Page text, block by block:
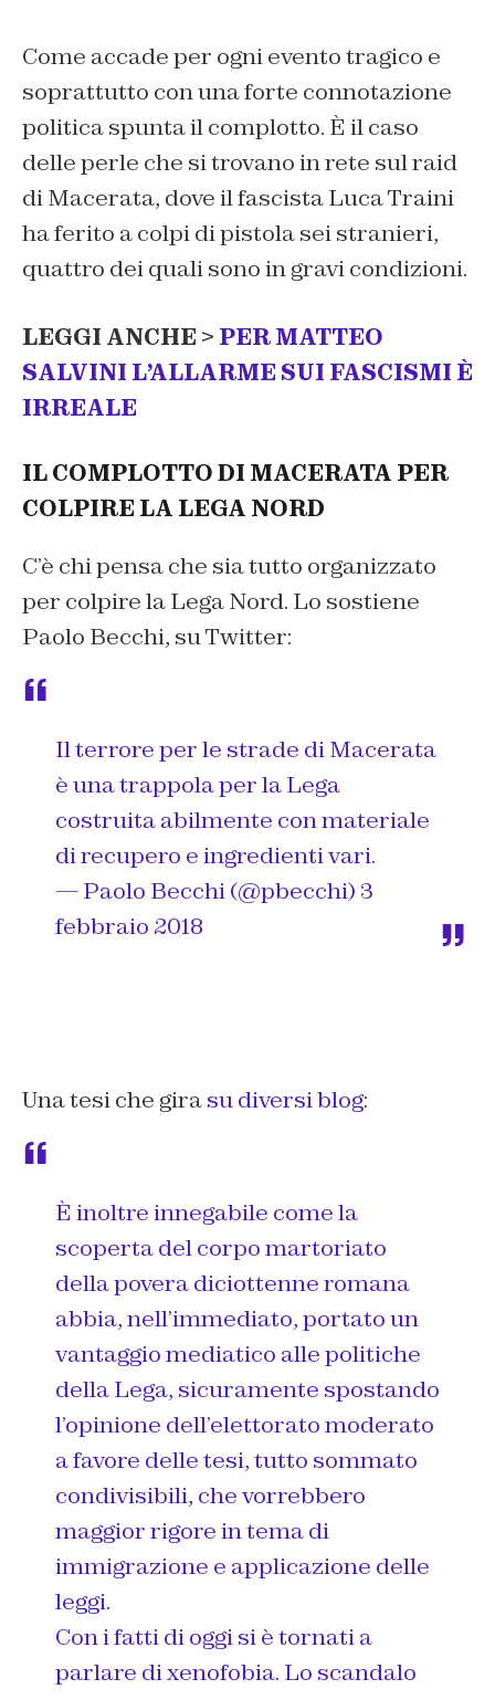
Come accade per ogni evento tragico e
soprattutto con una forte connotazione
politica spunta il complotto. È il caso
delle perle che si trovano in rete sul raid
di Macerata, dove il fascista Luca Traini
ha ferito a colpi di pistola sei stranieri,
quattro dei quali sono in gravi condizioni.
LEGGI ANCHE > PER MATTEO
SALVINI L’ALLARME SUI FASCISMI È
IRREALE
IL COMPLOTTO DI MACERATA PER
COLPIRE LA LEGA NORD
C’è chi pensa che sia tutto organizzato
per colpire la Lega Nord. Lo sostiene
Paolo Becchi, su Twitter:
Il terrore per le strade di Macerata
è una trappola per la Lega
costruita abilmente con materiale
di recupero e ingredienti vari.
— Paolo Becchi (@pbecchi) 3
febbraio 2018
Una tesi che girasu diversi blog:
È inoltre innegabile come la
scoperta del corpo martoriato
della povera diciottenne romana
abbia, nell’immediato, portato un
vantaggio mediatico alle politiche
della Lega, sicuramente spostando
l’opinione dell’elettorato moderato
a favore delle tesi, tutto sommato
condivisibili, che vorrebbero
maggior rigore in tema di
immigrazione e applicazione delle
leggi.
Con i fatti di oggi si è tornati a
parlare di xenofobia. Lo scandalo